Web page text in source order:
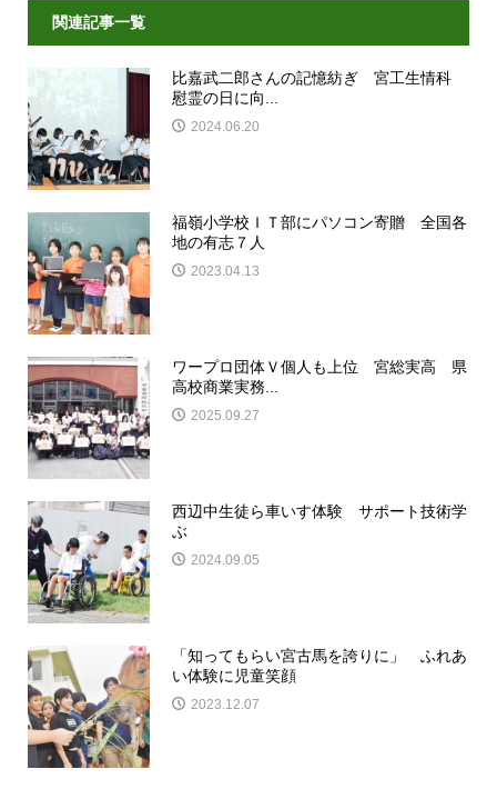
関連記事一覧
比嘉武二郎さんの記憶紡ぎ 宮工生情科
慰霊の日に向...
2024.06.20
福嶺小学校ＩＴ部にパソコン寄贈 全国各
地の有志７人
2023.04.13
ワープロ団体Ｖ個人も上位 宮総実高 県
高校商業実務...
2025.09.27
西辺中生徒ら車いす体験 サポート技術学
ぶ
2024.09.05
「知ってもらい宮古馬を誇りに」 ふれあ
い体験に児童笑顔
2023.12.07